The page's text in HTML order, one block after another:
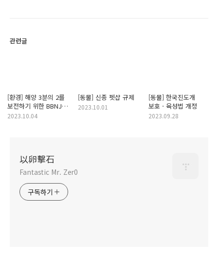
관련글
[환경] 해양 3분의 2를
보전하기 위한 BBNJ
협정 비준
2023.10.04
[동물] 신종 펫샵 규제
2023.10.01
[동물] 한국진도개
보호ㆍ육성법 개정
2023.09.28
以卵擊石
Fantastic Mr. Zer0
구독하기